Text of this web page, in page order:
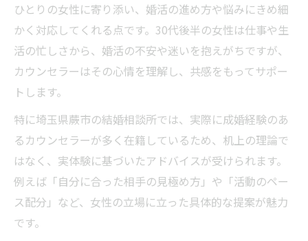
ひとりの女性に寄り添い、婚活の進め方や悩みにきめ細
かく対応してくれる点です。30代後半の女性は仕事や生
活の忙しさから、婚活の不安や迷いを抱えがちですが、
カウンセラーはその心情を理解し、共感をもってサポー
トします。
特に埼玉県蕨市の結婚相談所では、実際に成婚経験のあ
るカウンセラーが多く在籍しているため、机上の理論で
はなく、実体験に基づいたアドバイスが受けられます。
例えば「自分に合った相手の見極め方」や「活動のペー
ス配分」など、女性の立場に立った具体的な提案が魅力
です。